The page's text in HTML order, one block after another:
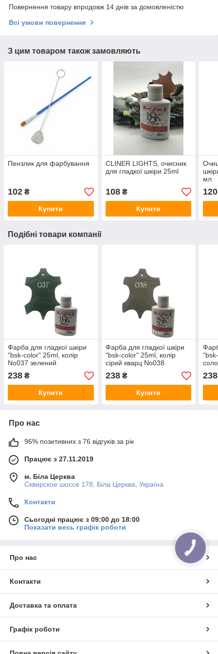
Повернення товару впродовж 14 днів за домовленістю
Всі умови повернення
З цим товаром також замовляють
Пензлик для фарбування
102 ₴
Купити
CLINER LIGHTS, очисник
для гладкої шкіри 25ml
108₴
Купити
мл
120
Подібні товари компанії
Фарба для гладкої шкіри
"bsk-color" 25ml, колір
No037 зелений
238 ₴
Купити
Фарба для гладкої шкіри
"bsk-color" 25ml, колір
сірий кварц No038
238₴
Купити
238
Про нас
96% позитивних з 76 відгуків за рік
Працює з 27.11.2019
м. Біла Церква
Сквирское шоссе 178, Біла Церква, Україна
Контакти
Сьогодні працює з 09:00 до 18:00
Показати весь графік роботи
Про нас
Контакти
Доставка та оплата
Графік роботи
КНОПКА
ЗВ'ЯЗКУ